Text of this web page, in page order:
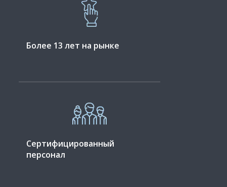
Более 13 лет на рынке
Сертифицированный
персонал